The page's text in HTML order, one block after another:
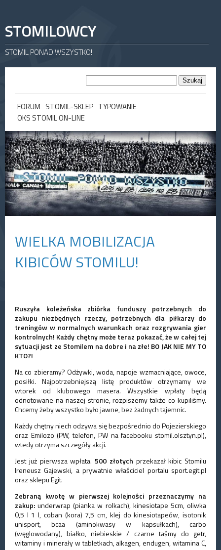
STOMILOWCY
STOMIL PONAD WSZYSTKO!
FORUM STOMIL-SKLEP TYPOWANIE
OKS STOMIL ON-LINE
WIELKA MOBILIZACJA
KIBICÓW STOMILU!
Ruszyła koleżeńska zbiórka funduszy potrzebnych do
zakupu niezbędnych rzeczy, potrzebnych dla piłkarzy do
treningów w normalnych warunkach oraz rozgrywania gier
kontrolnych! Każdy chętny może teraz pokazać, że w całej tej
sytuacji jest ze Stomilem na dobre i na złe! BO JAK NIE MY TO
KTO?!
Na co zbieramy? Odżywki, woda, napoje wzmacniające, owoce,
posiłki. Najpotrzebniejszą listę produktów otrzymamy we
wtorek od klubowego masera. Wszystkie wpłaty będą
odnotowane na naszej stronie, rozpiszemy także co kupiliśmy.
Chcemy żeby wszystko było jawne, bez żadnych tajemnic.
Każdy chętny niech odzywa się bezpośrednio do Pojezierskiego
oraz Emilozo (PW, telefon, PW na facebooku stomil.olsztyn.pl),
wtedy otrzyma szczegóły akcji.
Jest już pierwsza wpłata. 500 złotych przekazał kibic Stomilu
Ireneusz Gajewski, a prywatnie właściciel portalu sport.egit.pl
oraz sklepu Egit.
Zebraną kwotę w pierwszej kolejności przeznaczymy na
zakup:underwrap (pianka w rolkach), kinesiotape 5cm, oliwka
0,5 l 1 l, coban (kora) 7,5 cm, klej do kinesiotapeów, isotonik
unisport, bcaa (aminokwasy w kapsułkach), carbo
(węglowodany), białko, niebieskie / czarne taśmy do getr,
witaminy i minerały w tabletkach, alkagen, endugen, witamina C,